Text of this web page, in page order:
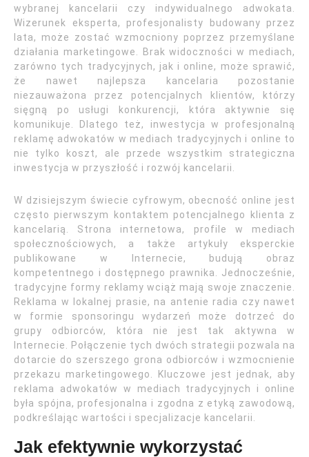
wybranej kancelarii czy indywidualnego adwokata.
Wizerunek eksperta, profesjonalisty budowany przez
lata, może zostać wzmocniony poprzez przemyślane
działania marketingowe. Brak widoczności w mediach,
zarówno tych tradycyjnych, jak i online, może sprawić,
że nawet najlepsza kancelaria pozostanie
niezauważona przez potencjalnych klientów, którzy
sięgną po usługi konkurencji, która aktywnie się
komunikuje. Dlatego też, inwestycja w profesjonalną
reklamę adwokatów w mediach tradycyjnych i online to
nie tylko koszt, ale przede wszystkim strategiczna
inwestycja w przyszłość i rozwój kancelarii.
W dzisiejszym świecie cyfrowym, obecność online jest
często pierwszym kontaktem potencjalnego klienta z
kancelarią. Strona internetowa, profile w mediach
społecznościowych, a także artykuły eksperckie
publikowane w Internecie, budują obraz
kompetentnego i dostępnego prawnika. Jednocześnie,
tradycyjne formy reklamy wciąż mają swoje znaczenie.
Reklama w lokalnej prasie, na antenie radia czy nawet
w formie sponsoringu wydarzeń może dotrzeć do
grupy odbiorców, która nie jest tak aktywna w
Internecie. Połączenie tych dwóch strategii pozwala na
dotarcie do szerszego grona odbiorców i wzmocnienie
przekazu marketingowego. Kluczowe jest jednak, aby
reklama adwokatów w mediach tradycyjnych i online
była spójna, profesjonalna i zgodna z etyką zawodową,
podkreślając wartości i specjalizacje kancelarii.
Jak efektywnie wykorzystać